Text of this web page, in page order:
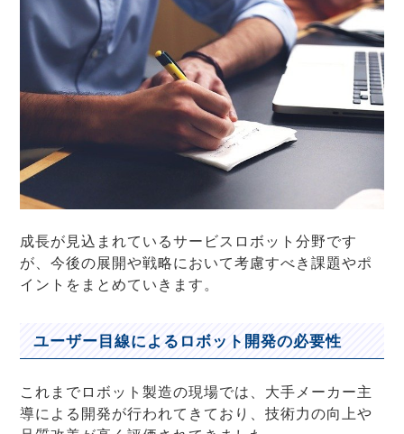
成長が見込まれているサービスロボット分野です
が、今後の展開や戦略において考慮すべき課題やポ
イントをまとめていきます。
ユーザー目線によるロボット開発の必要性
これまでロボット製造の現場では、大手メーカー主
導による開発が行われてきており、技術力の向上や